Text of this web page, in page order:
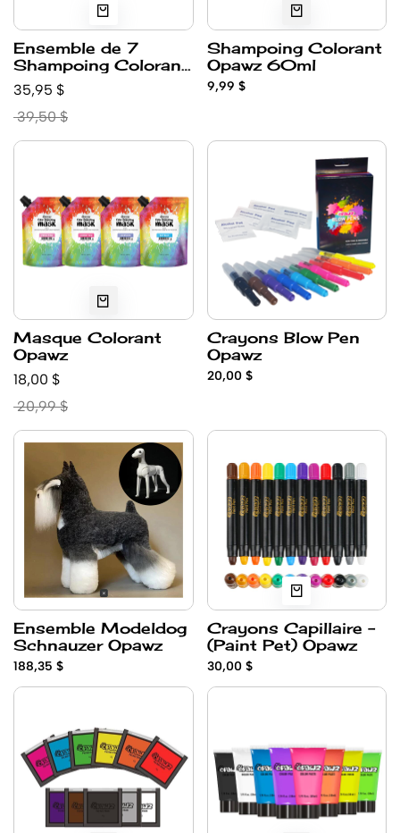
Ensemble de 7
Shampoing Colorant
Opawz 60ml
35,95 $
39,50 $
Shampoing Colorant
Opawz 60ml
9,99 $
Masque Colorant
Opawz
18,00 $
20,99 $
Crayons Blow Pen
Opawz
20,00 $
Ensemble Modeldog
Schnauzer Opawz
188,35 $
Crayons Capillaire -
(Paint Pet) Opawz
30,00 $